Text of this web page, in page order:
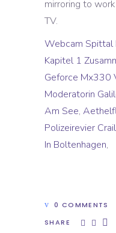
Webcam Spittal
Kapitel 1
Geforce Mx330
Moderatorin
Am See,
Polizeirevier
In Boltenhagen,
0 COMMENTS
SHARE